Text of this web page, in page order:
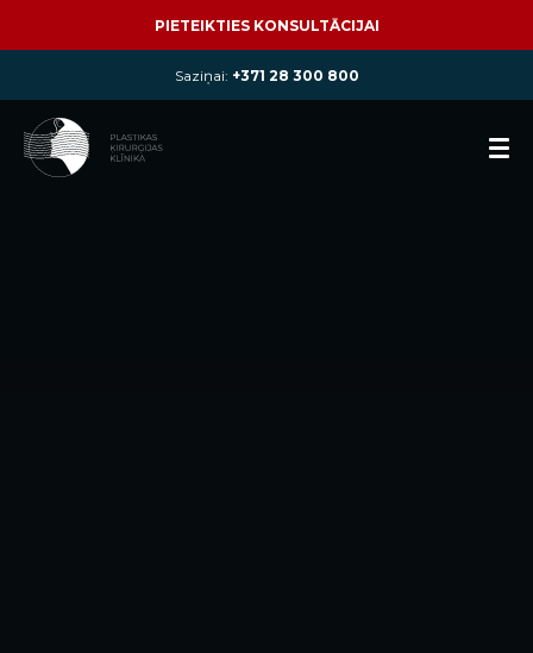
PIETEIKTIES KONSULTĀCIJAI
Saziņai: +371 28 300 800